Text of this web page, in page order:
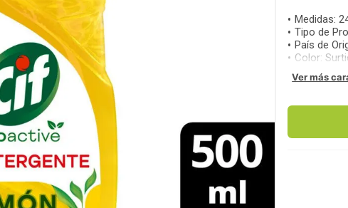
Medidas:
Tipo de
País de
Color:
Ver más